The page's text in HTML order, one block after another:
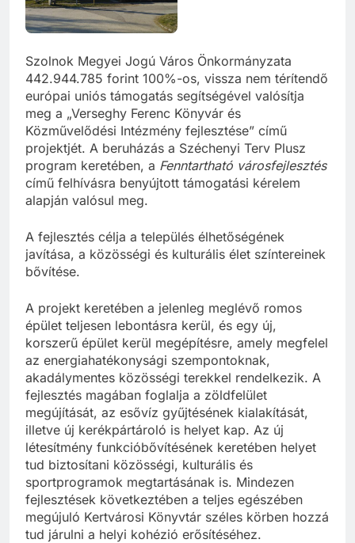
Szolnok Megyei Jogú Város Önkormányzata
442.944.785 forint 100%-os, vissza nem térítendő
európai uniós támogatás segítségével valósítja
meg a „Verseghy Ferenc Könyvár és
Közművelődési Intézmény fejlesztése” című
projektjét. A beruházás a Széchenyi Terv Plusz
program keretében, a Fenntartható városfejlesztés
című felhívásra benyújtott támogatási kérelem
alapján valósul meg.
A fejlesztés célja a település élhetőségének
javítása, a közösségi és kulturális élet színtereinek
bővítése.
A projekt keretében a jelenleg meglévő romos
épület teljesen lebontásra kerül, és egy új,
korszerű épület kerül megépítésre, amely megfelel
az energiahatékonysági szempontoknak,
akadálymentes közösségi terekkel rendelkezik. A
fejlesztés magában foglalja a zöldfelület
megújítását, az esővíz gyűjtésének kialakítását,
illetve új kerékpártároló is helyet kap. Az új
létesítmény funkcióbővítésének keretében helyet
tud biztosítani közösségi, kulturális és
sportprogramok megtartásának is. Mindezen
fejlesztések következtében a teljes egészében
megújuló Kertvárosi Könyvtár széles körben hozzá
tud járulni a helyi kohézió erősítéséhez.